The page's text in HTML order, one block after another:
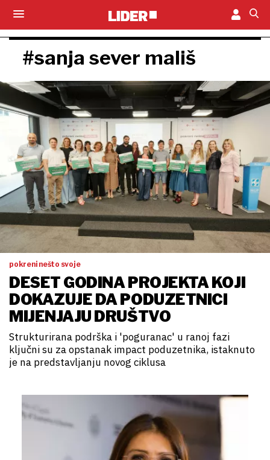
#sanja sever mališ
pokreni nešto svoje
DESET GODINA PROJEKTA KOJI
DOKAZUJE DA PODUZETNICI
MIJENJAJU DRUŠTVO
Strukturirana podrška i 'poguranac' u ranoj fazi
ključni su za opstanak impact poduzetnika, istaknuto
je na predstavljanju novog ciklusa